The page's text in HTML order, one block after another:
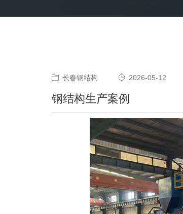
长春钢结构 2026-05-12
钢结构生产案例